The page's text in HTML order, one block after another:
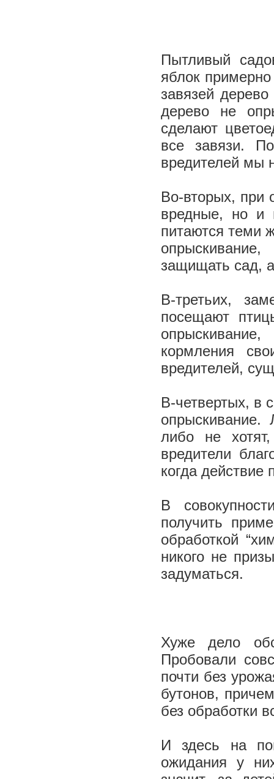
Пытливый
яблок
завязей
дерево не
сделают
все завязи.
вредителей мы
Во-вторых, при
вредные, но и
питаются теми
защищать сад,
В-третьих,
посещают
кормления
вредителей,
В-четвертых, в
опрыскивание.
либо не
вредители
когда
В
получить
обработкой
никого не
задуматься.
Хуже дело
Пробовали
почти без
бутонов,
без обработки
И здесь на
ожидания у